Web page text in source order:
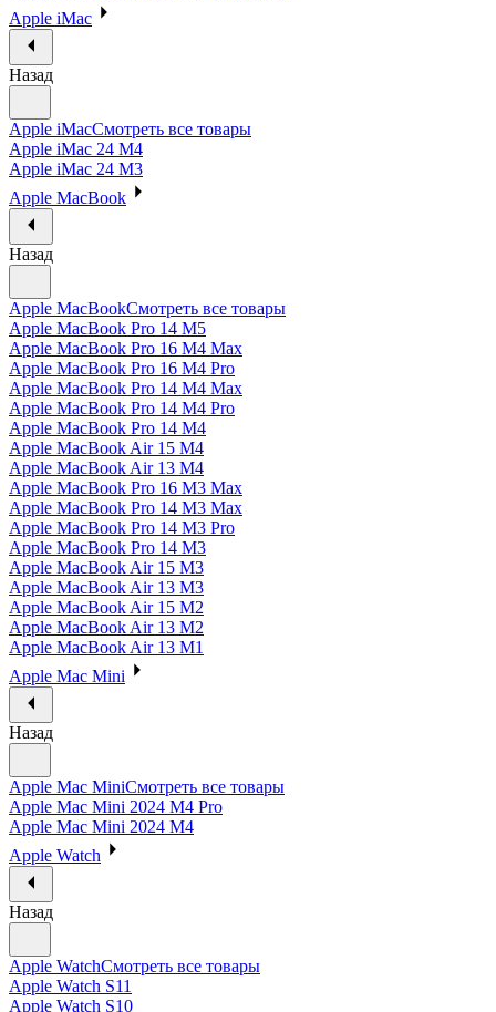
Apple iMac
Назад
Apple iMacСмотреть все товары
Apple iMac 24 M4
Apple iMac 24 M3
Apple MacBook
Назад
Apple MacBookСмотреть все товары
Apple MacBook Pro 14 M5
Apple MacBook Pro 16 M4 Max
Apple MacBook Pro 16 M4 Pro
Apple MacBook Pro 14 M4 Max
Apple MacBook Pro 14 M4 Pro
Apple MacBook Pro 14 M4
Apple MacBook Air 15 M4
Apple MacBook Air 13 M4
Apple MacBook Pro 16 M3 Max
Apple MacBook Pro 14 M3 Max
Apple MacBook Pro 14 M3 Pro
Apple MacBook Pro 14 M3
Apple MacBook Air 15 M3
Apple MacBook Air 13 M3
Apple MacBook Air 15 M2
Apple MacBook Air 13 M2
Apple MacBook Air 13 M1
Apple Mac Mini
Назад
Apple Mac MiniСмотреть все товары
Apple Mac Mini 2024 M4 Pro
Apple Mac Mini 2024 M4
Apple Watch
Назад
Apple WatchСмотреть все товары
Apple Watch S11
Apple Watch S10